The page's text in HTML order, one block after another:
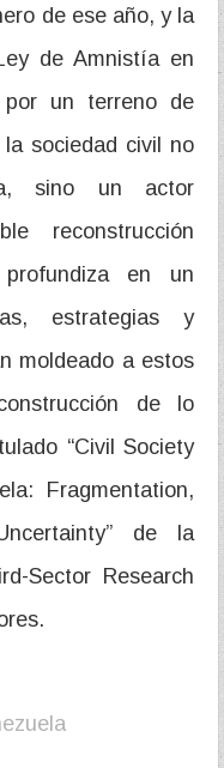
de ese año, y la
de Amnistía en
por un terreno de
sociedad civil no
sino un actor
reconstrucción
en un
estrategias y
moldeado a estos
de lo
“Civil Society
Fragmentation,
de la
Sector Research